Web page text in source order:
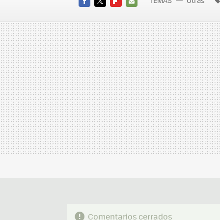
MAIL
Comentarios cerrados